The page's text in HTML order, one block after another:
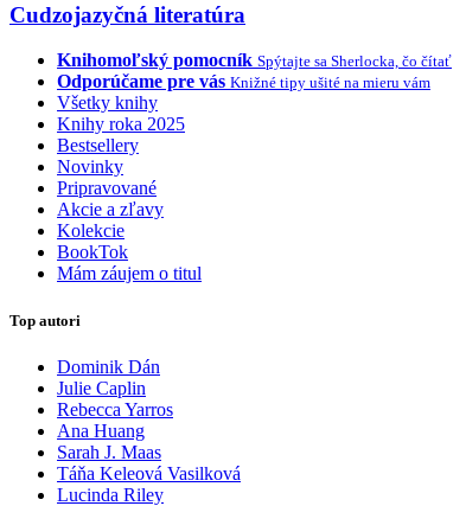
Cudzojazyčná literatúra
Knihomoľský pomocník Spýtajte sa Sherlocka, čo čítať
Odporúčame pre vás Knižné tipy ušité na mieru vám
Všetky knihy
Knihy roka 2025
Bestsellery
Novinky
Pripravované
Akcie a zľavy
Kolekcie
BookTok
Mám záujem o titul
Top autori
Dominik Dán
Julie Caplin
Rebecca Yarros
Ana Huang
Sarah J. Maas
Táňa Keleová Vasilková
Lucinda Riley